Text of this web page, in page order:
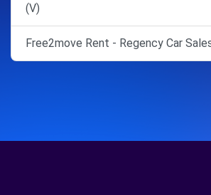
(V)
Free2move Rent - Regency Car